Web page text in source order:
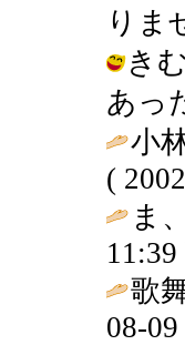
りま
き
あっ
小
(
ま
11:39
歌
08-